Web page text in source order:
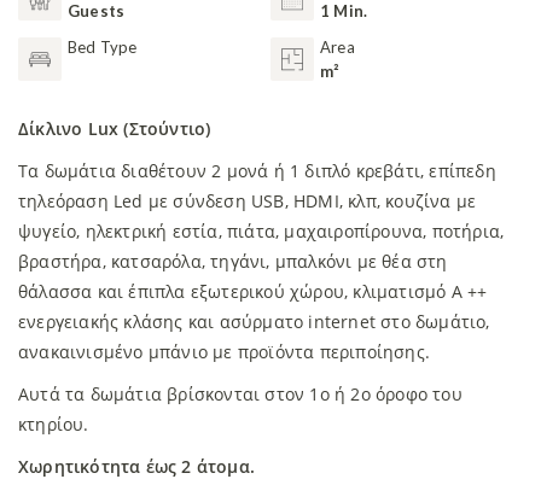
Guests
1 Min.
Bed Type
Area
m²
Δίκλινο Lux (Στούντιο)
Τα δωμάτια διαθέτουν 2 μονά ή 1 διπλό κρεβάτι, επίπεδη
τηλεόραση Led με σύνδεση USB, HDMI, κλπ, κουζίνα με
ψυγείο, ηλεκτρική εστία, πιάτα, μαχαιροπίρουνα, ποτήρια,
βραστήρα, κατσαρόλα, τηγάνι, μπαλκόνι με θέα στη
θάλασσα και έπιπλα εξωτερικού χώρου, κλιματισμό Α ++
ενεργειακής κλάσης και ασύρματο internet στο δωμάτιο,
ανακαινισμένο μπάνιο με προϊόντα περιποίησης.
Αυτά τα δωμάτια βρίσκονται στον 1ο ή 2ο όροφο του
κτηρίου.
Χωρητικότητα έως 2 άτομα.